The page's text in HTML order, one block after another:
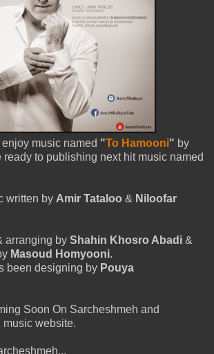
music named "To Hamooni" by
ready to publishing next hit music named
written by Amir Tataloo & Niloofar
arranging by Shahin Khosro Abadi &
Masoud Homyooni.
been designing by Pouya
Soon On Sarcheshmeh and
website.